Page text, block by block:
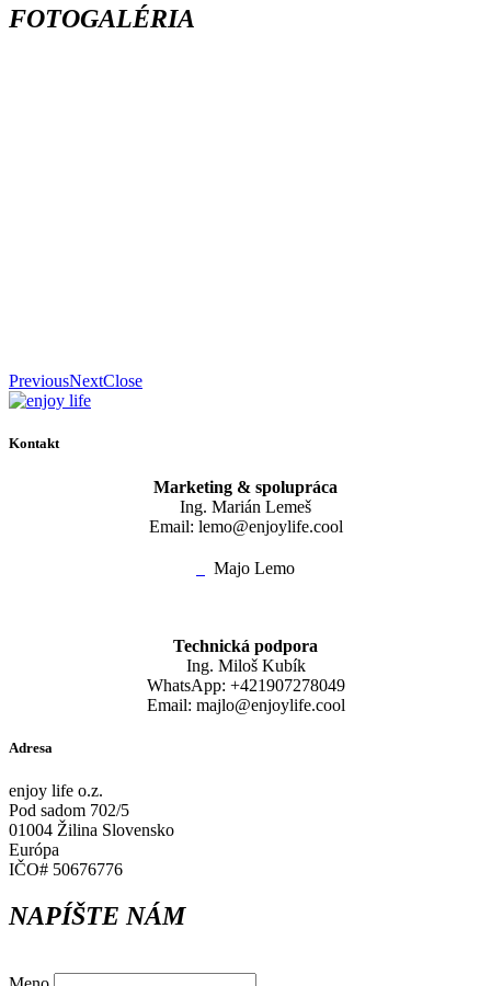
FOTOGALÉRIA
PreviousNextClose
Kontakt
Marketing & spolupráca
Ing. Marián Lemeš
Email: lemo@enjoylife.cool
Majo Lemo
Technická podpora
Ing. Miloš Kubík
WhatsApp: +421907278049
Email: majlo@enjoylife.cool
Adresa
enjoy life o.z.
Pod sadom 702/5
01004 Žilina Slovensko
Európa
IČO# 50676776
NAPÍŠTE NÁM